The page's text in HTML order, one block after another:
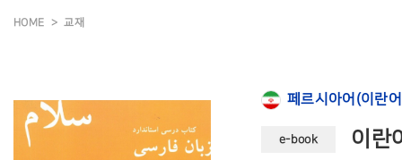
HOME 교재
페르시아어(이란
e-book 이란